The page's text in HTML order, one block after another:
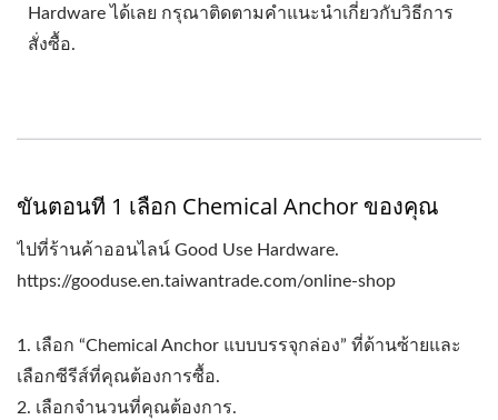
Hardware ได้เลย กรุณาติดตามคำแนะนำเกี่ยวกับวิธีการ
สั่งซื้อ.
ขั้นตอนที่ 1 เลือก Chemical Anchor ของคุณ
ไปที่ร้านค้าออนไลน์ Good Use Hardware.
https://gooduse.en.taiwantrade.com/online-shop
1. เลือก “Chemical Anchor แบบบรรจุกล่อง” ที่ด้านซ้ายและ
เลือกซีรีส์ที่คุณต้องการซื้อ.
2. เลือกจำนวนที่คุณต้องการ.